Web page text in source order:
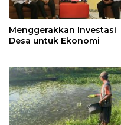
Menggerakkan Investasi
Desa untuk Ekonomi